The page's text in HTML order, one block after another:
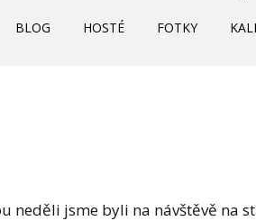
BLOG HOSTÉ FOTKY
neděli jsme byli na návštěvě na